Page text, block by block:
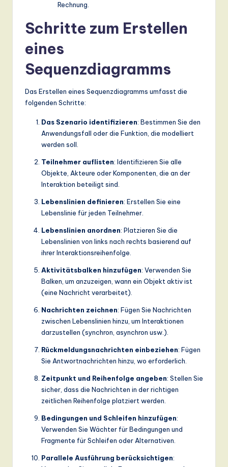
Rechnung.
Schritte zum Erstellen
eines
Sequenzdiagramms
Das Erstellen eines Sequenzdiagramms umfasst die
folgenden Schritte:
Das Szenario identifizieren: Bestimmen Sie den
Anwendungsfall oder die Funktion, die modelliert
werden soll.
Teilnehmer auflisten: Identifizieren Sie alle
Objekte, Akteure oder Komponenten, die an der
Interaktion beteiligt sind.
Lebenslinien definieren: Erstellen Sie eine
Lebenslinie für jeden Teilnehmer.
Lebenslinien anordnen: Platzieren Sie die
Lebenslinien von links nach rechts basierend auf
ihrer Interaktionsreihenfolge.
Aktivitätsbalken hinzufügen: Verwenden Sie
Balken, um anzuzeigen, wann ein Objekt aktiv ist
(eine Nachricht verarbeitet).
Nachrichten zeichnen: Fügen Sie Nachrichten
zwischen Lebenslinien hinzu, um Interaktionen
darzustellen (synchron, asynchron usw.).
Rückmeldungsnachrichten einbeziehen: Fügen
Sie Antwortnachrichten hinzu, wo erforderlich.
Zeitpunkt und Reihenfolge angeben: Stellen Sie
sicher, dass die Nachrichten in der richtigen
zeitlichen Reihenfolge platziert werden.
Bedingungen und Schleifen hinzufügen:
Verwenden Sie Wächter für Bedingungen und
Fragmente für Schleifen oder Alternativen.
Parallele Ausführung berücksichtigen: